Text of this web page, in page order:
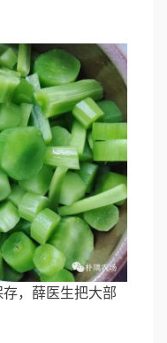
，薛医生把大部